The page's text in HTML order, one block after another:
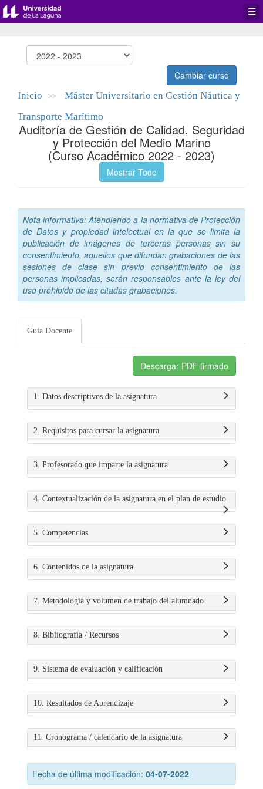
Cambiar curso
Inicio >>
Máster Universitario en Gestión Náutica y
Transporte Marítimo
Auditoría de Gestión de Calidad, Seguridad
y Protección del Medio Marino
(Curso Académico 2022 - 2023)
Mostrar Todo
Nota informativa: Atendiendo a la normativa de Protección
de Datos y propiedad intelectual en la que se limita la
publicación de imágenes de terceras personas sin su
consentimiento, aquellos que difundan grabaciones de las
sesiones de clase sin previo consentimiento de las
personas implicadas, serán responsables ante la ley del
uso prohibido de las citadas grabaciones.
Guía Docente
Descargar PDF firmado
1. Datos descriptivos de la asignatura
2. Requisitos para cursar la asignatura
3. Profesorado que imparte la asignatura
4. Contextualización de la asignatura en el plan de estudio
5. Competencias
6. Contenidos de la asignatura
7. Metodología y volumen de trabajo del alumnado
8. Bibliografía / Recursos
9. Sistema de evaluación y calificación
10. Resultados de Aprendizaje
11. Cronograma / calendario de la asignatura
Fecha de última modificación: 04-07-2022